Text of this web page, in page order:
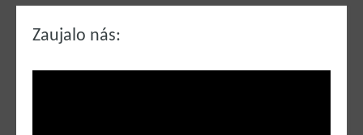
Zaujalo nás: